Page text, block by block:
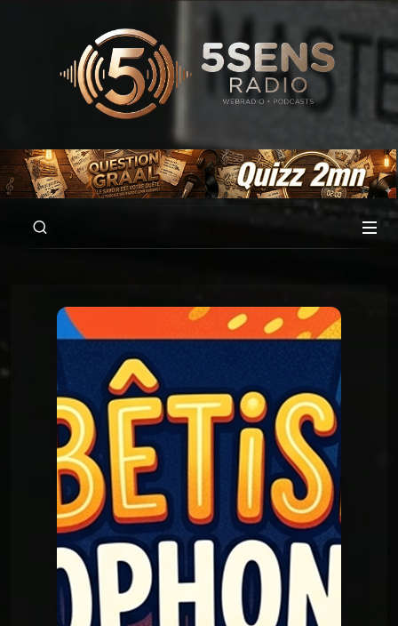
00:00
Bétisiers
Caroline X
Bétisiers Caroline X
Bétisiers Olivier et TAMP